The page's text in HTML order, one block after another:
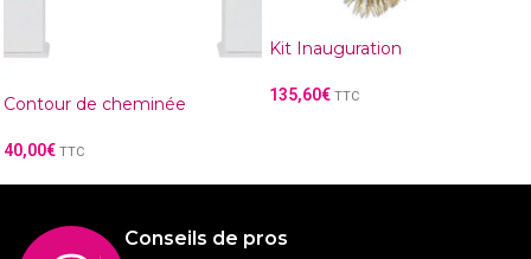
Contour de cheminée
40,00€ TTC
Kit Inauguration
135,60€ TTC
Conseils de pros